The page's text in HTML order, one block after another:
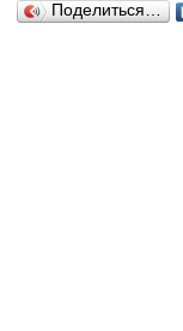
Поделиться…